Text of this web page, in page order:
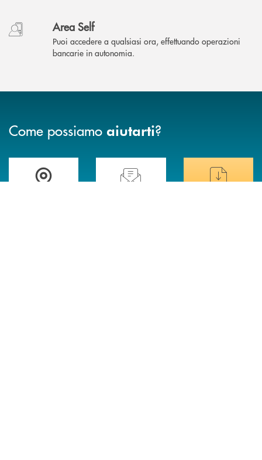
Area Self
Puoi accedere a qualsiasi ora, effettuando operazioni
bancarie in autonomia.
Come possiamo aiutarti?
Trova la filiale più vicina a teHai bisogno di assistenza immediata ?
Hai bisogno di